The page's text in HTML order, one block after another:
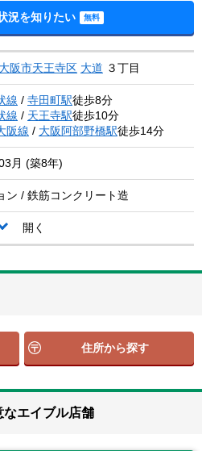
況を知りたい
大阪市天王寺区 大道 ３丁目
線 / 寺田町駅徒歩8分
線 / 天王寺駅徒歩10分
阪線 / 大阪阿部野橋駅徒歩14分
月 (築8年)
ン / 鉄筋コンクリート造
開く
住所から探す
なエイブル店舗